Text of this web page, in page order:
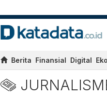
Berita Finansial Digital